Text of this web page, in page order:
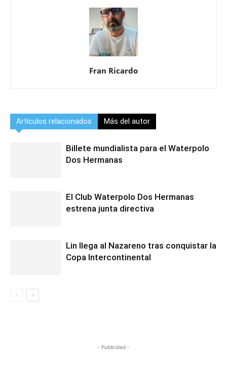
Fran Ricardo
Artículos relacionados Más del autor
Billete mundialista para el Waterpolo
Dos Hermanas
El Club Waterpolo Dos Hermanas
estrena junta directiva
Lin llega al Nazareno tras conquistar la
Copa Intercontinental
- Publicidad -